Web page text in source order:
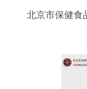
北京市保健食